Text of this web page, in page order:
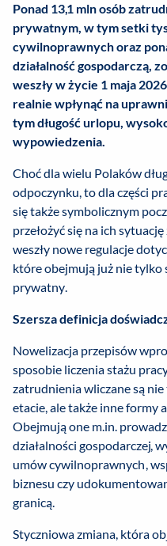
Ponad 13,1 mln osób
prywatnym, w tym setki
cywilnoprawnych oraz
działalność gospodarczą,
weszły w życie 1 maja
realnie wpłynąć na
tym długość urlopu,
wypowiedzenia.
Choć dla wielu Polaków
odpoczynku, to dla części
się także symbolicznym
przełożyć się na ich
weszły nowe regulacje
które obejmują już nie tylko
prywatny.
Szersza definicja
Nowelizacja przepisów
sposobie liczenia stażu
zatrudnienia wliczane są
etacie, ale także inne formy
Obejmują one m.in.
działalności gospodarczej,
umów cywilnoprawnych,
biznesu czy
granicą.
Styczniowa zmiana, która